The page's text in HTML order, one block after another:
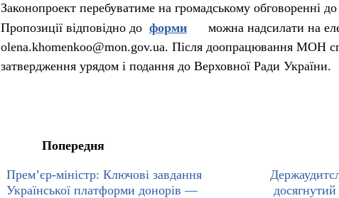
Законопроект перебуватиме на громадському обговоренні
Пропозиції відповідно до форми
можна надсилати на
olena.khomenkoo@mon.gov.ua. Після доопрацювання МОН
затвердження урядом і подання до Верховної Ради України.
Попередня
Прем’єр-міністр: Ключові завдання
Української платформи донорів —